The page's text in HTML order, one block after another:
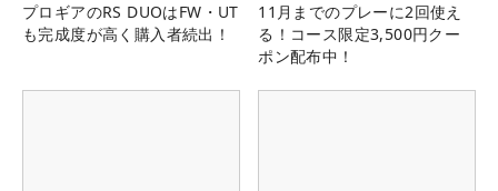
プロギアのRS DUOはFW・UT
も完成度が高く購入者続出！
11月までのプレーに2回使え
る！コース限定3,500円クー
ポン配布中！